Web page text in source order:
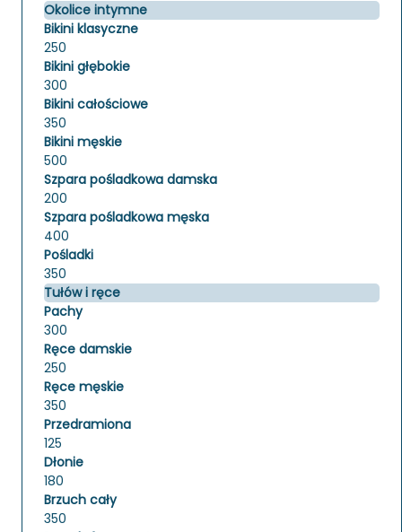
Okolice intymne
Bikini klasyczne
250
Bikini głębokie
300
Bikini całościowe
350
Bikini męskie
500
Szpara pośladkowa damska
200
Szpara pośladkowa męska
400
Pośladki
350
Tułów i ręce
Pachy
300
Ręce damskie
250
Ręce męskie
350
Przedramiona
125
Dłonie
180
Brzuch cały
350